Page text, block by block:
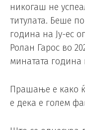
никогаш не
титулата. Беше
година на Ју-ес
Ролан Гарос во
минатата година
Прашање е како
е дека е голем